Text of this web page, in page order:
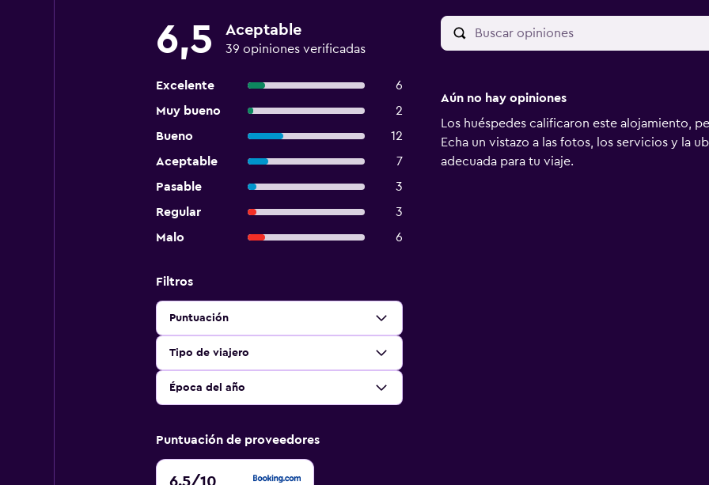
6,5 Aceptable
39 opiniones verificadas
Excelente
6
Muy bueno
2
Bueno
12
Aceptable
7
Pasable
3
Regular
3
Malo
6
Filtros
Puntuación
Tipo de viajero
Época del año
Puntuación de proveedores
6.5/10
6.5
Aún no hay opiniones
Los huéspedes calificaron este alojamiento,
Echa un vistazo a las fotos, los servicios y la
adecuada para tu viaje.